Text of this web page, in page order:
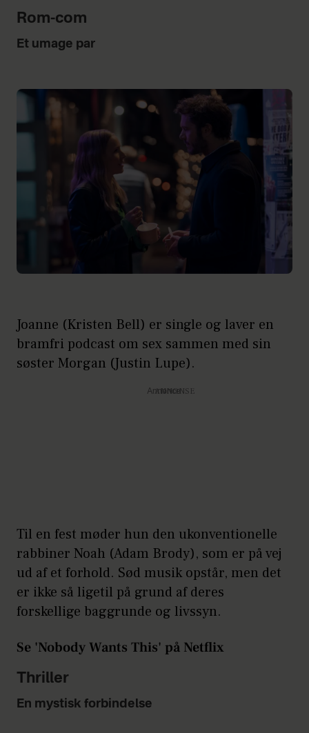
Rom-com
Et umage par
Joanne (Kristen Bell) er single og laver en
bramfri podcast om sex sammen med sin
søster Morgan (Justin Lupe).
Annonce
Til en fest møder hun den ukonventionelle
rabbiner Noah (Adam Brody), som er på vej
ud af et forhold. Sød musik opstår, men det
er ikke så ligetil på grund af deres
forskellige baggrunde og livssyn.
Se 'Nobody Wants This' på Netflix
Thriller
En mystisk forbindelse